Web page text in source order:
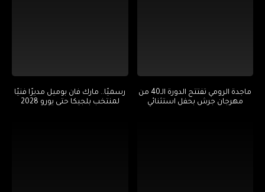
ماجدة الرومي تفتتح الدورة الـ40 من
مهرجان جرش بحفل استثنائي
رسميًا.. مارك فان بوميل مديرًا فنيًا
لمنتخب بلجيكا حتى يورو 2028